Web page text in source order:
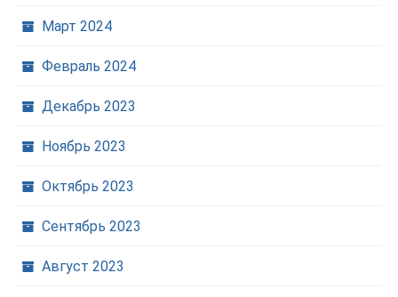
Март 2024
Февраль 2024
Декабрь 2023
Ноябрь 2023
Октябрь 2023
Сентябрь 2023
Август 2023